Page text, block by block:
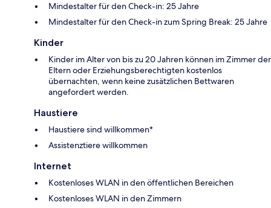
Mindestalter für den Check-in: 25 Jahre
Mindestalter für den Check-in zum Spring Break: 25 Jahre
Kinder
Kinder im Alter von bis zu 20 Jahren können im Zimmer der
Eltern oder Erziehungsberechtigten kostenlos
übernachten, wenn keine zusätzlichen Bettwaren
angefordert werden.
Haustiere
Haustiere sind willkommen*
Assistenztiere willkommen
Internet
Kostenloses WLAN in den öffentlichen Bereichen
Kostenloses WLAN in den Zimmern